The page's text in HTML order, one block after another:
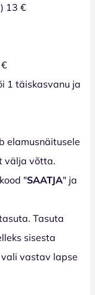
13 €
1 täiskasvanu ja
elamusnäitusele
välja võtta.
"SAATJA" ja
Tasuta
sisesta
vali vastav lapse